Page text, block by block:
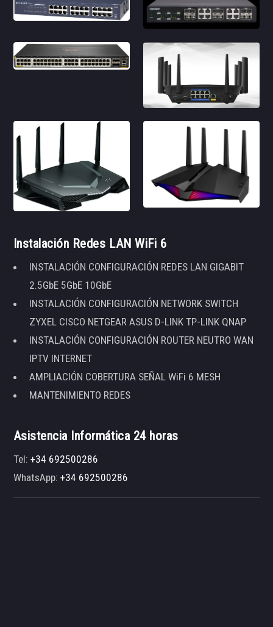
Instalación Redes LAN WiFi 6
INSTALACIÓN CONFIGURACIÓN REDES LAN GIGABIT
2.5GbE 5GbE 10GbE
INSTALACIÓN CONFIGURACIÓN NETWORK SWITCH
ZYXEL CISCO NETGEAR ASUS D-LINK TP-LINK QNAP
INSTALACIÓN CONFIGURACIÓN ROUTER NEUTRO WAN
IPTV INTERNET
AMPLIACIÓN COBERTURA SEÑAL WiFi 6 MESH
MANTENIMIENTO REDES
Asistencia Informática 24 horas
Tel:+34 692500286
WhatsApp:+34 692500286